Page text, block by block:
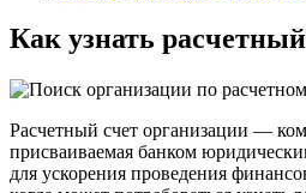
Как узнать